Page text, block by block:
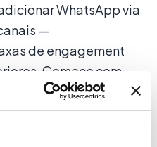
WhatsApp via
—
de engagement
Comece com
atualizações de
de marcação),